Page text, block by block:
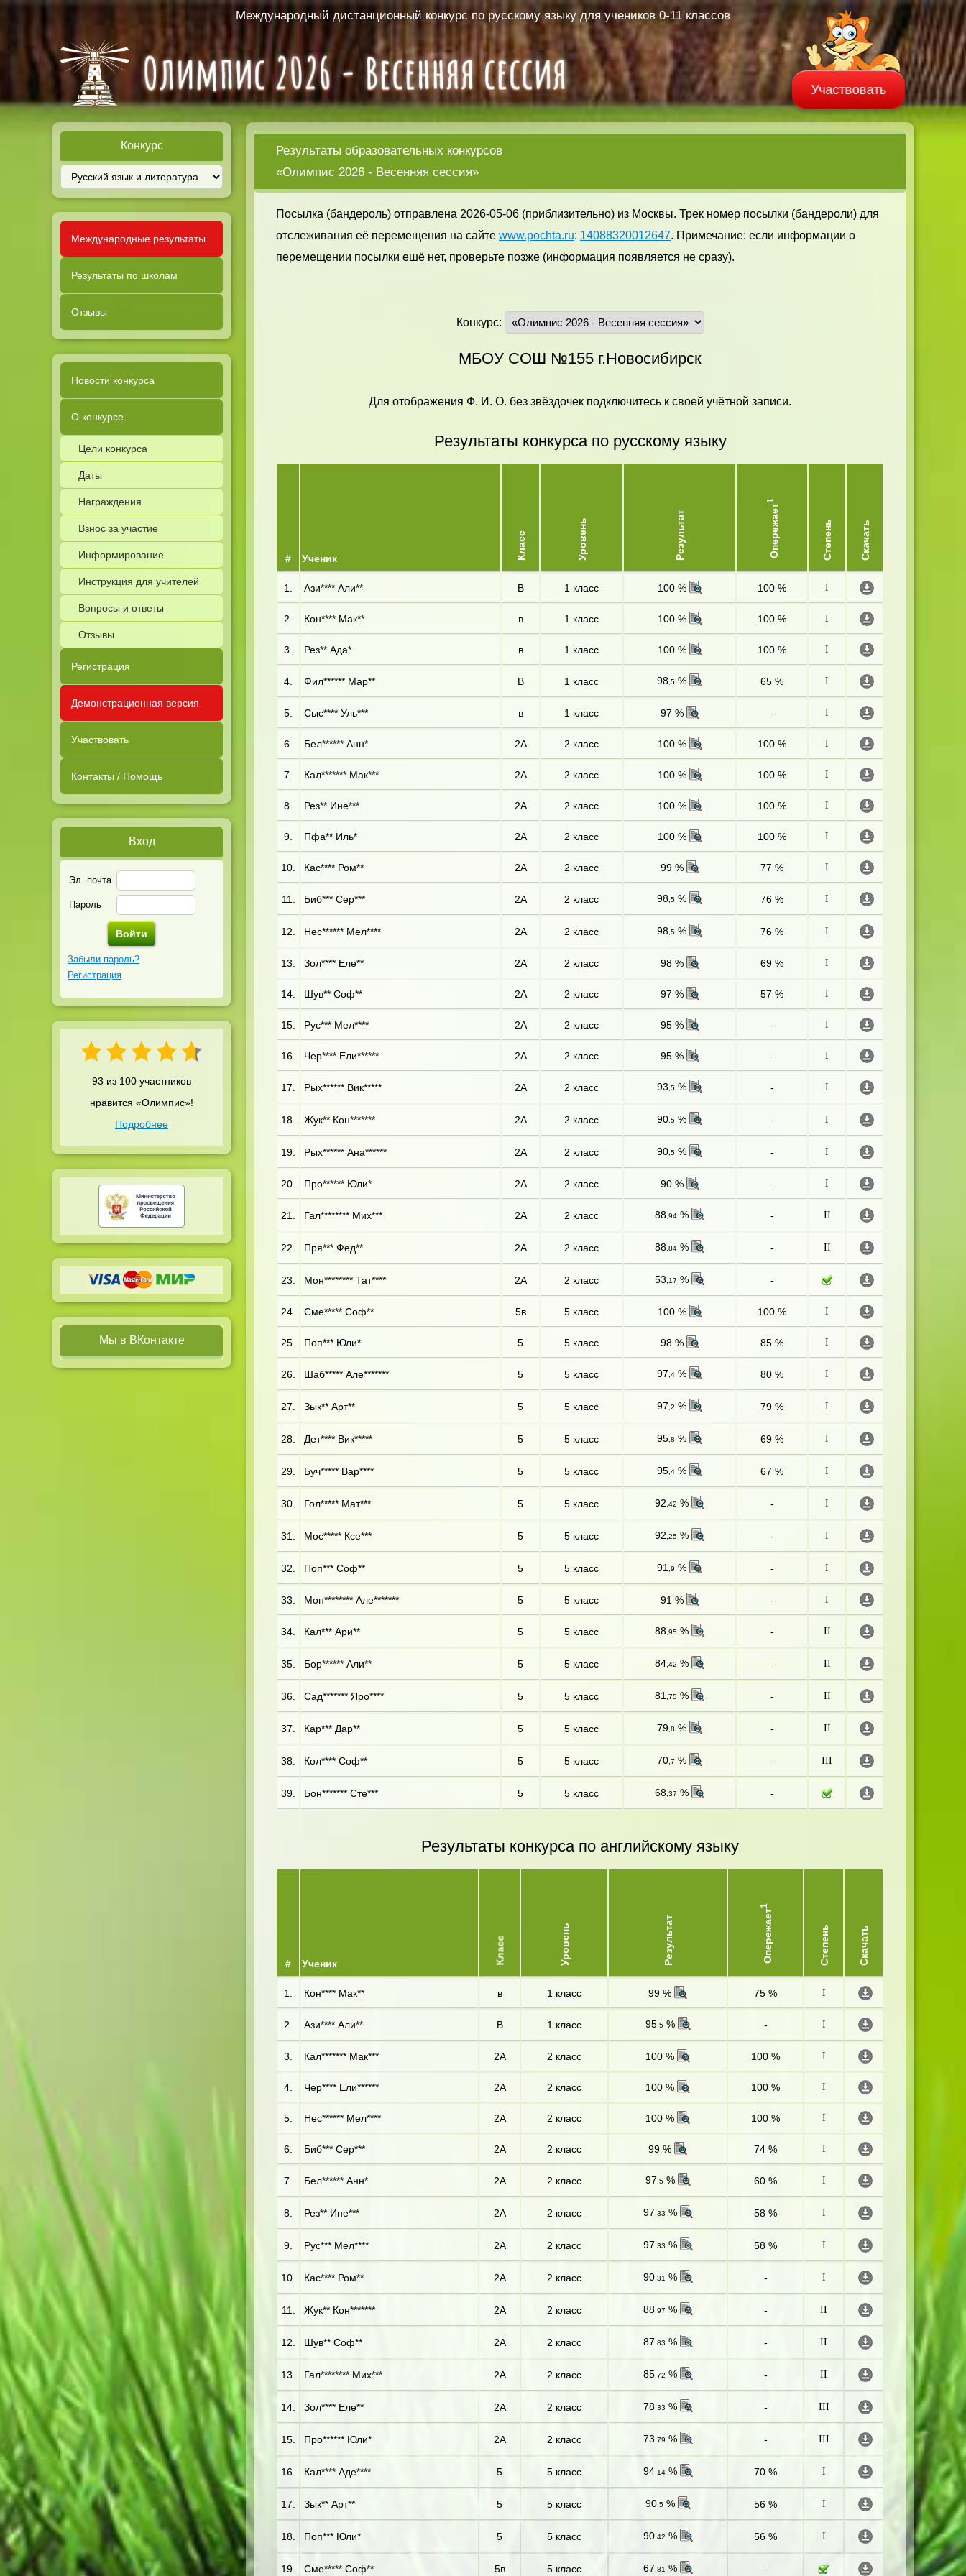
Международный дистанционный конкурс по русскому языку для учеников 0-11 классов
Участвовать
Конкурс
Международные результаты
Результаты по школам
Отзывы
Новости конкурса
О конкурсе
Цели конкурса
Даты
Награждения
Взнос за участие
Информирование
Инструкция для учителей
Вопросы и ответы
Отзывы
Регистрация
Демонстрационная версия
Участвовать
Контакты / Помощь
Вход
Эл. почта
Пароль
Забыли пароль?
Регистрация
93 из 100 участников
нравится «Олимпис»!
Подробнее
Мы в ВКонтакте
Результаты образовательных конкурсов
«Олимпис 2026 - Весенняя сессия»
Посылка (бандероль) отправлена 2026-05-06 (приблизительно) из Москвы. Трек номер посылки (бандероли) для
отслеживания её перемещения на сайте www.pochta.ru: 14088320012647. Примечание: если информации о
перемещении посылки ешё нет, проверьте позже (информация появляется не сразу).
Конкурс:
МБОУ СОШ №155 г.Новосибирск
Для отображения Ф. И. О. без звёздочек подключитесь к своей учётной записи.
Результаты конкурса по русскому языку
# Ученик Класс Уровень Результат Опережает
1
Степень Скачать
1. Ази**** Али** В 1 класс 100 % 100 % I
2. Кон**** Мак** в 1 класс 100 % 100 % I
3. Рез** Ада* в 1 класс 100 % 100 % I
4. Фил****** Мар** В 1 класс 98 ,5 % 65 % I
5. Сыс**** Уль*** в 1 класс 97 % - I
6. Бел****** Анн* 2А 2 класс 100 % 100 % I
7. Кал******* Мак*** 2А 2 класс 100 % 100 % I
8. Рез** Ине*** 2А 2 класс 100 % 100 % I
9. Пфа** Иль* 2А 2 класс 100 % 100 % I
10. Кас**** Ром** 2А 2 класс 99 % 77 % I
11. Биб*** Сер*** 2А 2 класс 98 ,5 % 76 % I
12. Нес****** Мел**** 2А 2 класс 98 ,5 % 76 % I
13. Зол**** Еле** 2А 2 класс 98 % 69 % I
14. Шув** Соф** 2А 2 класс 97 % 57 % I
15. Рус*** Мел**** 2А 2 класс 95 % - I
16. Чер**** Ели****** 2А 2 класс 95 % - I
17. Рых****** Вик***** 2А 2 класс 93 ,5 % - I
18. Жук** Кон******* 2А 2 класс 90 ,5 % - I
19. Рых****** Ана****** 2А 2 класс 90 ,5 % - I
20. Про****** Юли* 2А 2 класс 90 % - I
21. Гал******** Мих*** 2А 2 класс 88 ,94 % - II
22. Пря*** Фед** 2А 2 класс 88 ,84 % - II
23. Мон******** Тат**** 2А 2 класс 53 ,17 % -
24. Сме***** Соф** 5в 5 класс 100 % 100 % I
25. Поп*** Юли* 5 5 класс 98 % 85 % I
26. Шаб***** Але******* 5 5 класс 97 ,4 % 80 % I
27. Зык** Арт** 5 5 класс 97 ,2 % 79 % I
28. Дет**** Вик***** 5 5 класс 95 ,8 % 69 % I
29. Буч***** Вар**** 5 5 класс 95 ,4 % 67 % I
30. Гол***** Мат*** 5 5 класс 92 ,42 % - I
31. Мос***** Ксе*** 5 5 класс 92 ,25 % - I
32. Поп*** Соф** 5 5 класс 91 ,9 % - I
33. Мон******** Але******* 5 5 класс 91 % - I
34. Кал*** Ари** 5 5 класс 88 ,95 % - II
35. Бор****** Али** 5 5 класс 84 ,42 % - II
36. Сад******* Яро**** 5 5 класс 81 ,75 % - II
37. Кар*** Дар** 5 5 класс 79 ,8 % - II
38. Кол**** Соф** 5 5 класс 70 ,7 % - III
39. Бон******* Сте*** 5 5 класс 68 ,37 % -
Результаты конкурса по английскому языку
# Ученик Класс Уровень Результат Опережает
1
Степень Скачать
1. Кон**** Мак** в 1 класс 99 % 75 % I
2. Ази**** Али** В 1 класс 95,5% - I
3. Кал******* Мак*** 2А 2 класс 100 % 100 % I
4. Чер**** Ели****** 2А 2 класс 100 % 100 % I
5. Нес****** Мел**** 2А 2 класс 100 % 100 % I
6. Биб*** Сер*** 2А 2 класс 99 % 74 % I
7. Бел****** Анн* 2А 2 класс 97 ,5% 60 % I
8. Рез** Ине*** 2А 2 класс 97 ,33 % 58 % I
9. Рус*** Мел**** 2А 2 класс 97 ,33 % 58 % I
10. Кас**** Ром** 2А 2 класс 90,31 % - I
11. Жук** Кон******* 2А 2 класс 88,97 % - II
12. Шув** Соф** 2А 2 класс 87 ,83 % - II
13. Гал******** Мих*** 2А 2 класс 85,72 % - II
14. Зол**** Еле** 2А 2 класс 78,33 % - III
15. Про****** Юли* 2А 2 класс 73,79 % - III
16. Кал**** Аде**** 5 5 класс 94,14% 70 % I
17. Зык** Арт** 5 5 класс 90,5% 56 % I
18. Поп*** Юли* 5 5 класс 90,42 % 56 % I
19. Сме***** Соф** 5в 5 класс 67 ,81 % -